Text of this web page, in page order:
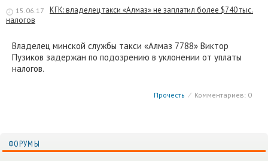
15.06.17
КГК: владелец такси «Алмаз» не заплатил более $740 тыс.
налогов
Владелец минской службы такси «Алмаз 7788» Виктор
Пузиков задержан по подозрению в уклонении от уплаты
налогов.
Прочесть ⁄ Комментариев: 0
ФОРУМЫ